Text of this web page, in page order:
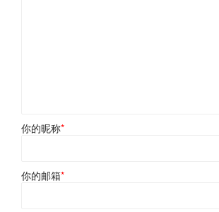
你的昵称*
你的邮箱*